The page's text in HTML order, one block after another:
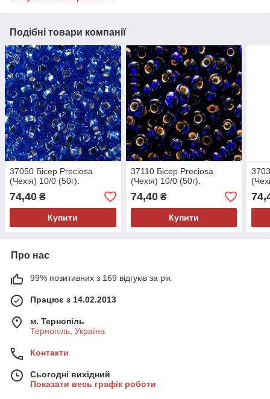
Подібні товари компанії
37050 Бісер Preciosa
(Чехія) 10/0 (50г).
74,40 ₴
Купити
37110 Бісер Preciosa
(Чехія) 10/0 (50г).
74,40₴
Купити
Про нас
99% позитивних з 169 відгуків за рік
Працює з 14.02.2013
м. Тернопіль
Тернопіль, Україна
Контакти
Сьогодні вихідний
Показати весь графік роботи